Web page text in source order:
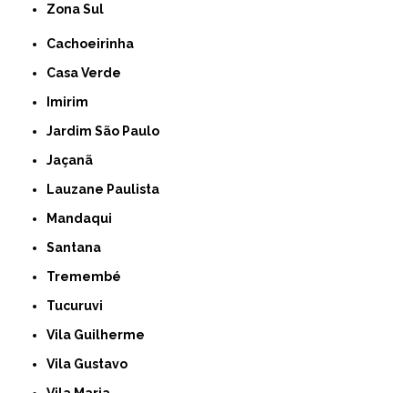
Zona Sul
Cachoeirinha
Casa Verde
Imirim
Jardim São Paulo
Jaçanã
Lauzane Paulista
Mandaqui
Santana
Tremembé
Tucuruvi
Vila Guilherme
Vila Gustavo